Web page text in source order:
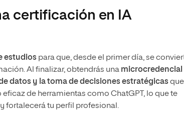
certificación en IA
estudios para que, desde el primer día, se
Al finalizar, obtendrás una microcredencial
datos y la toma de decisiones estratégicasque
de herramientas como ChatGPT, lo que te
fortalecerá tu perfil profesional.